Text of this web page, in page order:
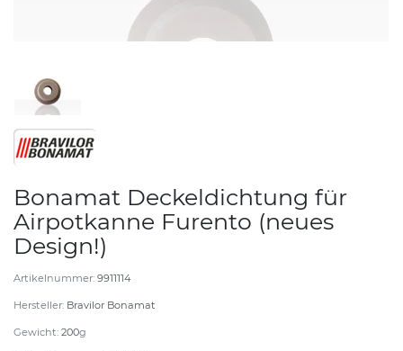
Bonamat Deckeldichtung für
Airpotkanne Furento (neues
Design!)
Artikelnummer: 9911114
Hersteller: Bravilor Bonamat
Gewicht: 200g